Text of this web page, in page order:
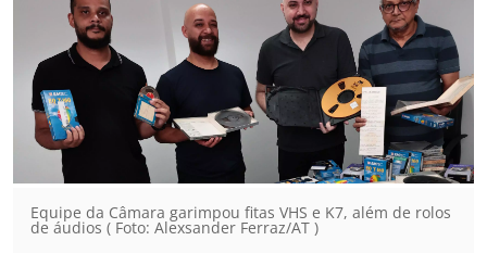
Equipe da Câmara garimpou fitas VHS e K7, além de rolos
de áudios ( Foto: Alexsander Ferraz/AT )